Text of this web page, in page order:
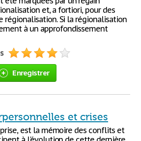
et, a fortiori, pour des
régionalisation. Si la régionalisation
à un approfondissement
Enregistrer
et crises
est la mémoire des conflits et